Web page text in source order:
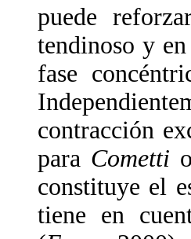
puede
tendinoso y
fase
contracción
para Cometti
constituye el
tiene en